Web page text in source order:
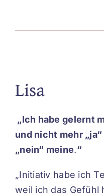
Lisa
„Ich habe gelernt
und nicht mehr
„nein“ meine.“
„Initiativ habe ich
weil ich das Gefühl